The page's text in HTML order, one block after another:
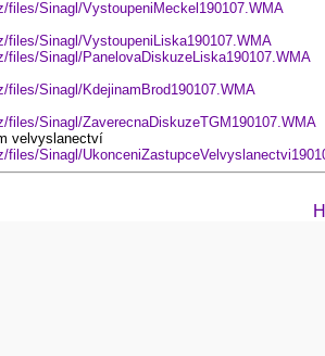
files/Sinagl/VystoupeniMeckel190107.WMA
files/Sinagl/VystoupeniLiska190107.WMA
files/Sinagl/PanelovaDiskuzeLiska190107.WMA
files/Sinagl/KdejinamBrod190107.WMA
files/Sinagl/ZaverecnaDiskuzeTGM190107.WMA
velvyslanectví
files/Sinagl/